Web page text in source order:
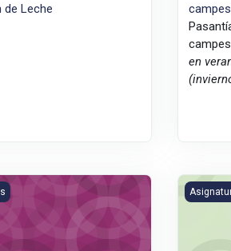
Leche
en